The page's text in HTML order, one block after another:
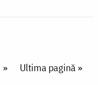
Last page
Ultima pagină »